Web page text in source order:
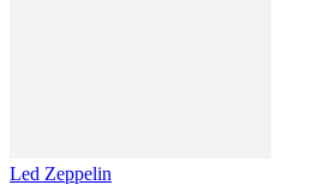
Led Zeppelin